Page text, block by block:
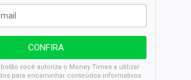
você autoriza o Money Times a utilizar
para encaminhar conteúdos informativos